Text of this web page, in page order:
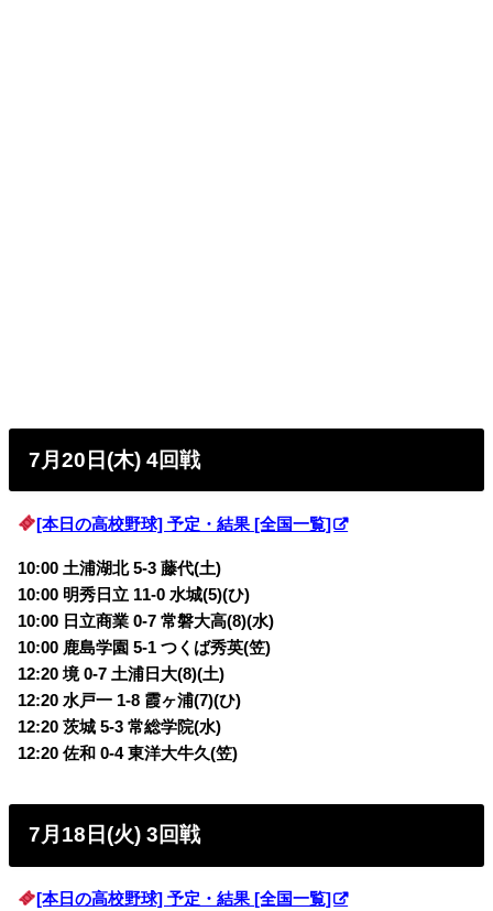
7月20日(木) 4回戦
[本日の高校野球] 予定・結果 [全国一覧]
10:00 土浦湖北 5-3 藤代(土)
10:00 明秀日立 11-0 水城(5)(ひ)
10:00 日立商業 0-7 常磐大高(8)(水)
10:00 鹿島学園 5-1 つくば秀英(笠)
12:20 境 0-7 土浦日大(8)(土)
12:20 水戸一 1-8 霞ヶ浦(7)(ひ)
12:20 茨城 5-3 常総学院(水)
12:20 佐和 0-4 東洋大牛久(笠)
7月18日(火) 3回戦
[本日の高校野球] 予定・結果 [全国一覧]